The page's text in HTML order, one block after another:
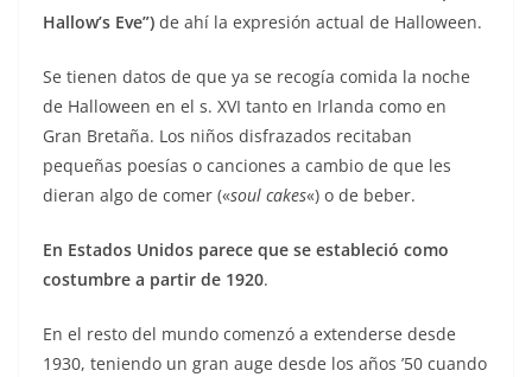
Hallow’s Eve”) de ahí la expresión actual de Halloween.
Se tienen datos de que ya se recogía comida la noche
de Halloween en el s. XVI tanto en Irlanda como en
Gran Bretaña. Los niños disfrazados recitaban
pequeñas poesías o canciones a cambio de que les
dieran algo de comer («soul cakes«) o de beber.
En Estados Unidos parece que se estableció como
costumbre a partir de 1920.
En el resto del mundo comenzó a extenderse desde
1930, teniendo un gran auge desde los años ’50 cuando